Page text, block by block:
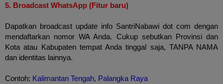
5. Broadcast WhatsApp (Fitur baru)
Dapatkan broadcast update info SantriNabawi dot com dengan
mendaftarkan nomor WA Anda. Cukup sebutkan Provinsi dan
Kota atau Kabupaten tempat Anda tinggal saja, TANPA NAMA
dan identitas lainnya.
Contoh: Kalimantan Tengah, Palangka Raya